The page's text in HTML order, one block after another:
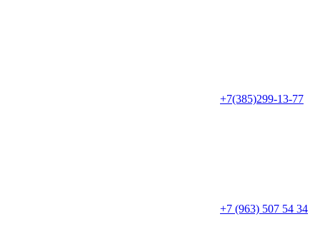
+7(385)299-13-77
+7 (963) 507 54 34